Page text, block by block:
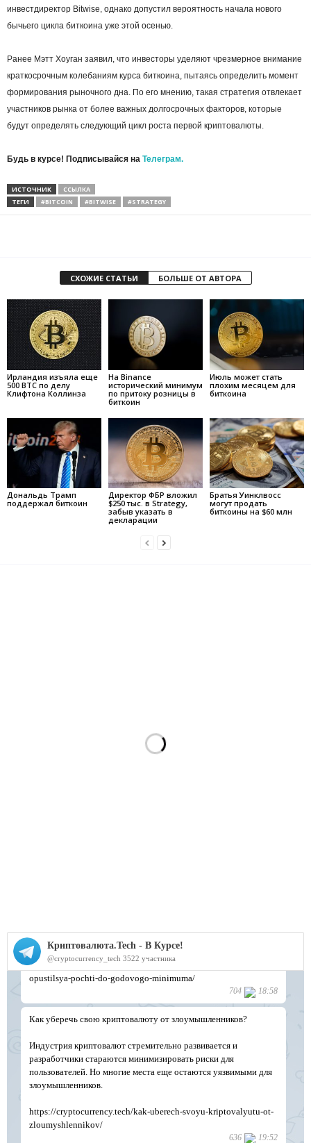
инвестдиректор Bitwise, однако допустил вероятность начала нового
бычьего цикла биткоина уже этой осенью.
Ранее Мэтт Хоуган заявил, что инвесторы уделяют чрезмерное внимание
краткосрочным колебаниям курса биткоина, пытаясь определить момент
формирования рыночного дна. По его мнению, такая стратегия отвлекает
участников рынка от более важных долгосрочных факторов, которые
будут определять следующий цикл роста первой криптовалюты.
Будь в курсе! Подписывайся на Телеграм.
ИСТОЧНИК
ССЫЛКА
ТЕГИ
#BITCOIN #BITWISE #STRATEGY
СХОЖИЕ СТАТЬИ БОЛЬШЕ ОТ АВТОРА
Ирландия изъяла еще
500 BTC по делу
Клифтона Коллинза
На Binance
исторический минимум
по притоку розницы в
биткоин
Июль может стать
плохим месяцем для
биткоина
Дональдь Трамп
поддержал биткоин
Директор ФБР вложил
$250 тыс. в Strategy,
забыв указать в
декларации
Братья Уинклвосс
могут продать
биткоины на $60 млн